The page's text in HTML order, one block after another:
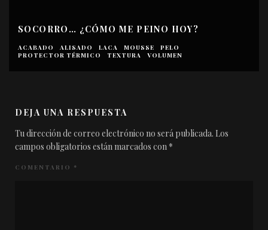
¿SUEÑAS CON UN PELO LARGO? SALVA LOS
ÚLTIMOS 3CMS
ACABADO ACONDICIONADOR CHAMPÚ
DEJA UNA RESPUESTA
Tu dirección de correo electrónico no será publicada. Los
campos obligatorios están marcados con *
COMENTARIO *